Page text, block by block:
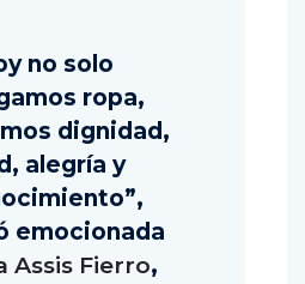
no solo
ropa,
dignidad,
alegría y
emocionada
Assis Fierro,